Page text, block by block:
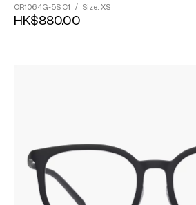
OR1064G-5S C1 / Size: XS
HK$880.00